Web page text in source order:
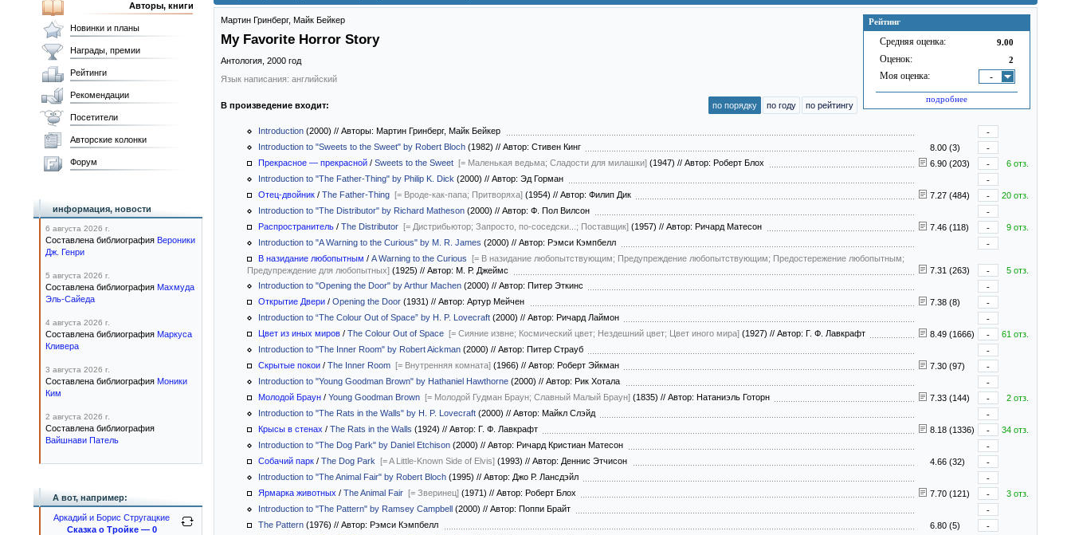
Рейтинг
Средняя оценка: 9.00
Оценок: 2
Моя оценка: -
подробнее
Мартин Гринберг, Майк Бейкер
My Favorite Horror Story
Антология, 2000 год
Язык написания: английский
В произведение входит: по порядку по году по рейтингу
Introduction (2000) // Авторы: Мартин Гринберг, Майк Бейкер
-
Introduction to "Sweets to the Sweet" by Robert Bloch (1982) // Автор: Стивен Кинг 8.00 (3)
-
Прекрасное — прекрасной / Sweets to the Sweet [= Маленькая ведьма; Сладости для милашки] (1947) // Автор: Роберт Блох 6.90 (203) -
6 отз.
Introduction to "The Father-Thing" by Philip K. Dick (2000) // Автор: Эд Горман
-
Отец-двойник / The Father-Thing [= Вроде-как-папа; Притворяха] (1954) // Автор: Филип Дик 7.27 (484) -
20 отз.
Introduction to "The Distributor" by Richard Matheson (2000) // Автор: Ф. Пол Вилсон
-
Распространитель / The Distributor [= Дистрибьютор; Запросто, по-соседски...; Поставщик] (1957) // Автор: Ричард Матесон 7.46 (118) -
9 отз.
Introduction to "A Warning to the Curious" by M. R. James (2000) // Автор: Рэмси Кэмпбелл
-
В назидание любопытным / A Warning to the Curious [= В назидание любопытствующим; Предупреждение любопытствующим; Предостережение любопытным;
Предупреждение для любопытных] (1925) // Автор: М. Р. Джеймс 7.31 (263) -
5 отз.
Introduction to "Opening the Door" by Arthur Machen (2000) // Автор: Питер Эткинс
-
Открытие Двери / Opening the Door (1931) // Автор: Артур Мейчен 7.38 (8)
-
Introduction to “The Colour Out of Space” by H. P. Lovecraft (2000) // Автор: Ричард Лаймон
-
Цвет из иных миров / The Colour Out of Space [= Сияние извне; Космический цвет; Нездешний цвет; Цвет иного мира] (1927) // Автор: Г. Ф. Лавкрафт 8.49 (1666) -
61 отз.
Introduction to "The Inner Room" by Robert Aickman (2000) // Автор: Питер Страуб
-
Скрытые покои / The Inner Room [= Внутренняя комната] (1966) // Автор: Роберт Эйкман 7.30 (97)
-
Introduction to "Young Goodman Brown" by Hathaniel Hawthorne (2000) // Автор: Рик Хотала
-
Молодой Браун / Young Goodman Brown [= Молодой Гудман Браун; Славный Малый Браун] (1835) // Автор: Натаниэль Готорн 7.33 (144) -
2 отз.
Introduction to "The Rats in the Walls" by H. P. Lovecraft (2000) // Автор: Майкл Слэйд
-
Крысы в стенах / The Rats in the Walls (1924) // Автор: Г. Ф. Лавкрафт 8.18 (1336) -
34 отз.
Introduction to "The Dog Park" by Daniel Etchison (2000) // Автор: Ричард Кристиан Матесон
-
Собачий парк / The Dog Park [= A Little-Known Side of Elvis] (1993) // Автор: Деннис Этчисон 4.66 (32)
-
Introduction to "The Animal Fair" by Robert Bloch (1995) // Автор: Джо Р. Лансдэйл
-
Ярмарка животных / The Animal Fair [= Зверинец] (1971) // Автор: Роберт Блох 7.70 (121) -
3 отз.
Introduction to "The Pattern" by Ramsey Campbell (2000) // Автор: Поппи Брайт
-
The Pattern (1976) // Автор: Рэмси Кэмпбелл 6.80 (5)
-
Авторы, книги
Новинки и планы
Награды, премии
Рейтинги
Рекомендации
Посетители
Авторские колонки
Форум
информация, новости
6 августа 2026 г.
Составлена библиография Вероники
Дж. Генри
5 августа 2026 г.
Составлена библиография Махмуда
Эль-Сайеда
4 августа 2026 г.
Составлена библиография Маркуса
Кливера
3 августа 2026 г.
Составлена библиография Моники
Ким
2 августа 2026 г.
Составлена библиография
Вайшнави Патель
А вот, например:
Аркадий и Борис Стругацкие
Сказка о Тройке — 0